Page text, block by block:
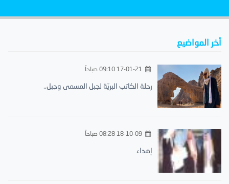
أخر المواضيع
17-01-21 09:10 صباحاً
رحلة الكاتب البريّة لجبل المسمى وجبل..
18-10-09 08:28 صباحاً
إهداء